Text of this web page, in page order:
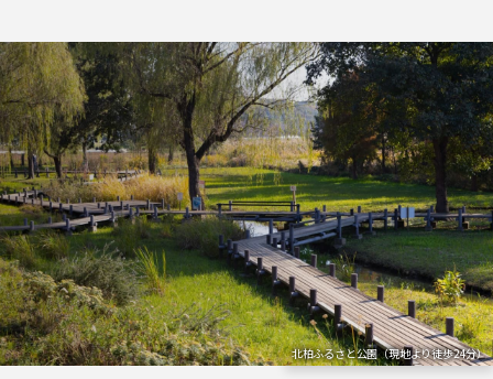
北柏ふるさと公園（現地より徒歩24分）